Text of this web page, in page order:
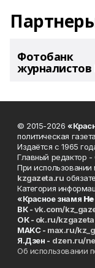
Фотобанк
журналистов
© 2015-2026
политическая
Издаётся с 1965
Главный редактор
При использовании
kzgazeta.ru
Категория
«Красное знамя
ВК -vk.com/
ОК - ok.ru/kzgazeta
MAKC - max.ru/
Я.Дзен - dzen.ru/
Об использовании